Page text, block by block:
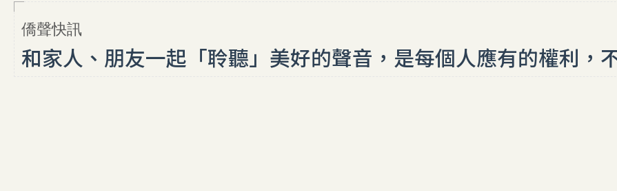
僑聲快訊
和家人、朋友一起「聆聽」美好的聲音，是每個人應有的權利，